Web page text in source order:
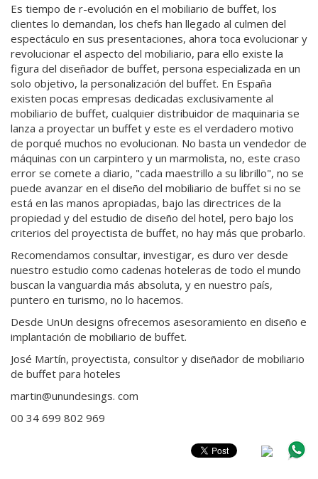
Es tiempo de r-evolución en el mobiliario de buffet, los
clientes lo demandan, los chefs han llegado al culmen del
espectáculo en sus presentaciones, ahora toca evolucionar y
revolucionar el aspecto del mobiliario, para ello existe la
figura del diseñador de buffet, persona especializada en un
solo objetivo, la personalización del buffet. En España
existen pocas empresas dedicadas exclusivamente al
mobiliario de buffet, cualquier distribuidor de maquinaria se
lanza a proyectar un buffet y este es el verdadero motivo
de porqué muchos no evolucionan. No basta un vendedor de
máquinas con un carpintero y un marmolista, no, este craso
error se comete a diario, "cada maestrillo a su librillo", no se
puede avanzar en el diseño del mobiliario de buffet si no se
está en las manos apropiadas, bajo las directrices de la
propiedad y del estudio de diseño del hotel, pero bajo los
criterios del proyectista de buffet, no hay más que probarlo.
Recomendamos consultar, investigar, es duro ver desde
nuestro estudio como cadenas hoteleras de todo el mundo
buscan la vanguardia más absoluta, y en nuestro país,
puntero en turismo, no lo hacemos.
Desde UnUn designs ofrecemos asesoramiento en diseño e
implantación de mobiliario de buffet.
José Martín, proyectista, consultor y diseñador de mobiliario
de buffet para hoteles
martin@unundesings. com
00 34 699 802 969